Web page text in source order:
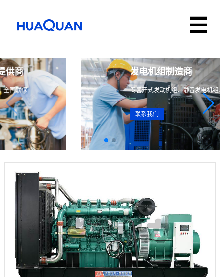
华全动力・智能电力解决方案提供商
1–3000kW 发电机组｜定制化生产｜现货速发｜全国联保
联系我们